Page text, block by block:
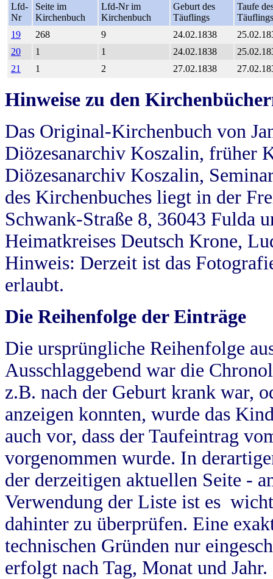
Lfd-
Nr
Seite im
Kirchenbuch
Lfd-Nr im
Kirchenbuch
Geburt des
Täuflings
Taufe
Täuflings
19
268 9 24.02.1838
20
1 1 24.02.1838
21
1 2 27.02.1838
Hinweise zu den
Das Original-Kirchenbuch von
Diözesanarchiv Koszalin, früher
Diözesanarchiv Koszalin,
des Kirchenbuches liegt in der
Schwank-Straße 8, 36043 Fulda
Heimatkreises Deutsch Krone,
Hinweis: Derzeit ist das
erlaubt.
Die Reihenfolge der Einträge
Die ursprüngliche Reihenfolge
Ausschlaggebend war die
z.B. nach der Geburt krank war,
anzeigen konnten, wurde das
auch vor, dass der Taufeintrag
vorgenommen wurde. In
der derzeitigen aktuellen Seite -
Verwendung der Liste ist es
dahinter zu überprüfen. Eine
technischen Gründen nur
erfolgt nach Tag, Monat und Jahr.